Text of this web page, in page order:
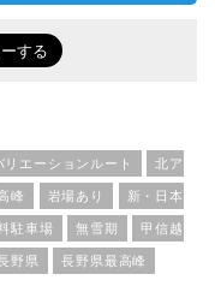
リエーションルート 北ア
峰 岩場あり 新・日本
駐車場 無雪期 甲信越
野県 長野県最高峰